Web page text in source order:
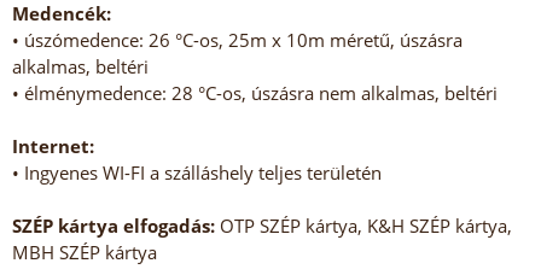
Medencék:
• úszómedence: 26 °C-os, 25m x 10m méretű, úszásra
alkalmas, beltéri
• élménymedence: 28 °C-os, úszásra nem alkalmas, beltéri
Internet:
• Ingyenes WI-FI a szálláshely teljes területén
SZÉP kártya elfogadás: OTP SZÉP kártya, K&H SZÉP kártya,
MBH SZÉP kártya